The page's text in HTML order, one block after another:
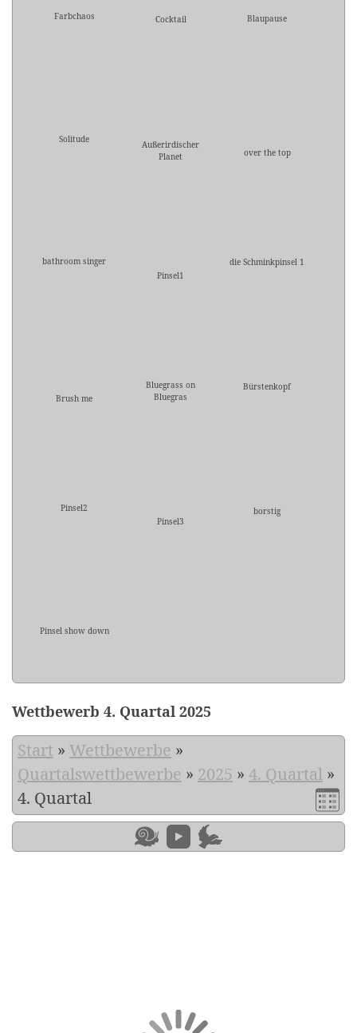
Farbchaos Cocktail Blaupause
Solitude
Außerirdischer
Planet
over the top
bathroom singer
Pinsel1
die Schminkpinsel 1
Brush me
Bluegrass on
Bluegras
Bürstenkopf
Pinsel2
Pinsel3
borstig
Pinsel show down
Wettbewerb 4. Quartal 2025
Start » Wettbewerbe »
Quartalswettbewerbe » 2025 » 4. Quartal »
4. Quartal